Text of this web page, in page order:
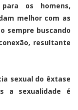
os homens,
melhor com as
sempre buscando
resultante
sexual do êxtase
a sexualidade é